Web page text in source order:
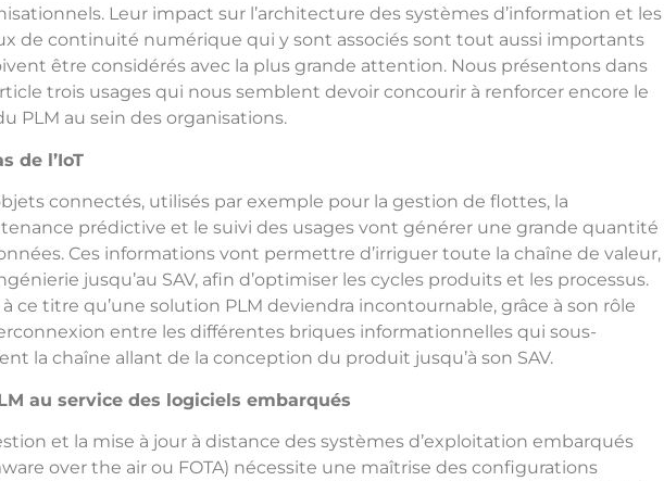
Leur impact sur l’architecture des systèmes d’information et les
de continuité numérique qui y sont associés sont tout aussi importants
être considérés avec la plus grande attention. Nous présentons dans
trois usages qui nous semblent devoir concourir à renforcer encore le
PLM au sein des organisations.
de l’IoT
connectés, utilisés par exemple pour la gestion de flottes, la
prédictive et le suivi des usages vont générer une grande quantité
Ces informations vont permettre d’irriguer toute la chaîne de valeur,
jusqu’au SAV, afin d’optimiser les cycles produits et les processus.
à ce titre qu’une solution PLM deviendra incontournable, grâce à son rôle
entre les différentes briques informationnelles qui sous-
la chaîne allant de la conception du produit jusqu’à son SAV.
au service des logiciels embarqués
et la mise à jour à distance des systèmes d’exploitation embarqués
over the air ou FOTA) nécessite une maîtrise des configurations